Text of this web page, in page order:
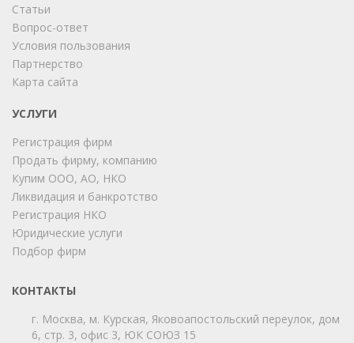
Статьи
Вопрос-ответ
Условия пользования
Партнерство
Карта сайта
УСЛУГИ
Регистрация фирм
Продать фирму, компанию
Купим ООО, АО, НКО
Ликвидация и банкротство
Регистрация НКО
Юридические услуги
Подбор фирм
КОНТАКТЫ
г. Москва, м. Курская, Яковоапостольский переулок, дом
6, стр. 3, офис 3, ЮК СОЮЗ 15
Мы на связи!
Позвоните нам или свяжитесь с нами через любой
удобный мессенджер!
Telegram